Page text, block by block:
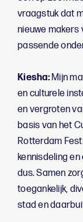
vraagstuk dat
nieuwe makers
passende
Kiesha:Mijn
en culturele
en vergroten
basis van het
Rotterdam
kennisdeling
dus. Samen
toegankelijk,
stad en